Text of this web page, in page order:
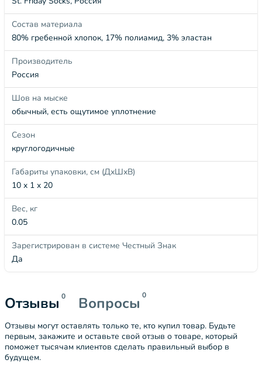
Состав материала
80% гребенной хлопок, 17% полиамид, 3% эластан
Производитель
Россия
Шов на мыске
обычный, есть ощутимое уплотнение
Сезон
круглогодичные
Габариты упаковки, см (ДхШхВ)
10 x 1 x 20
Вес, кг
0.05
Зарегистрирован в системе Честный Знак
Да
Отзывы 0 Вопросы 0
Отзывы могут оставлять только те, кто купил товар. Будьте
первым, закажите и оставьте свой отзыв о товаре, который
поможет тысячам клиентов сделать правильный выбор в
будущем.